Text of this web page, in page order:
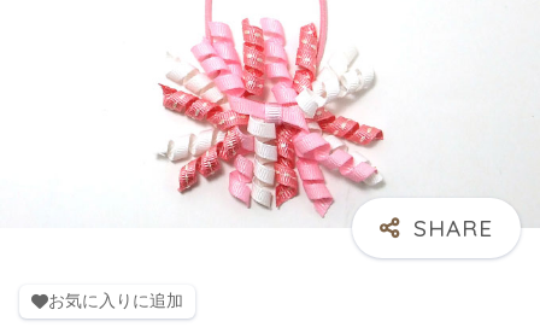
お気に入りに追加